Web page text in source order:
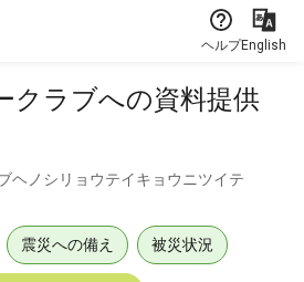
ヘルプEnglish
クラブへの資料提供
ヘノシリョウテイキョウニツイテ
震災への備え 被災状況